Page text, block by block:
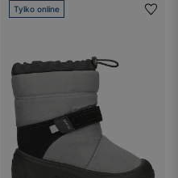
Tylko online